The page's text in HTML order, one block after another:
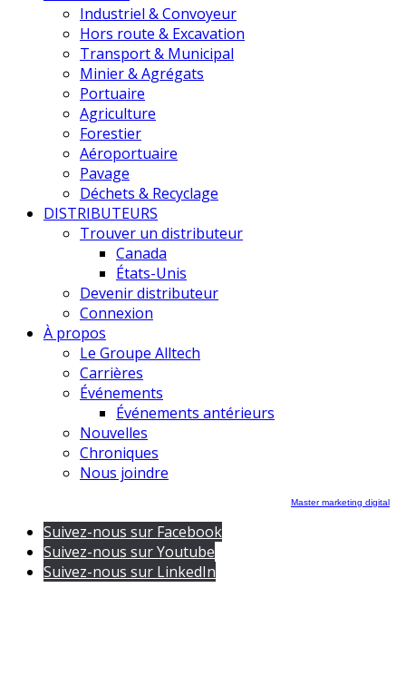
Industriel & Convoyeur
Hors route & Excavation
Transport & Municipal
Minier & Agrégats
Portuaire
Agriculture
Forestier
Aéroportuaire
Pavage
Déchets & Recyclage
DISTRIBUTEURS
Trouver un distributeur
Canada
États-Unis
Devenir distributeur
Connexion
À propos
Le Groupe Alltech
Carrières
Événements
Événements antérieurs
Nouvelles
Chroniques
Nous joindre
Master marketing digital
Suivez-nous sur Facebook
Suivez-nous sur Youtube
Suivez-nous sur LinkedIn